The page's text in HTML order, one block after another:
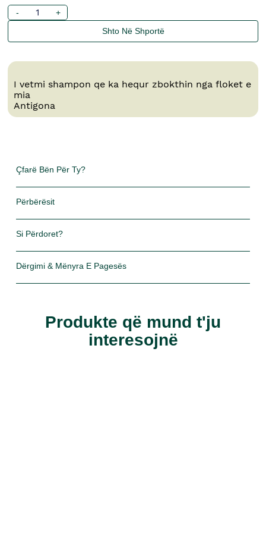
-
+
Shto Në Shportë
I vetmi shampon qe ka hequr zbokthin nga floket e
mia
Antigona
Çfarë Bën Për Ty?
Përbërësit
Si Përdoret?
Dërgimi & Mënyra E Pagesës
Produkte që mund t'ju
interesojnë